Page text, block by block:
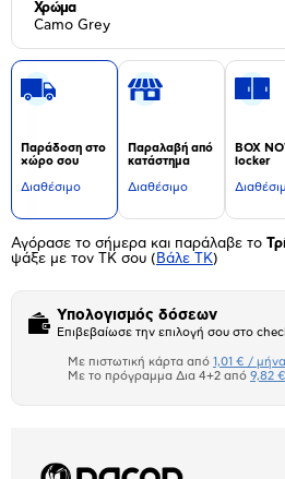
Χρώμα
Camo Grey
Παράδοση στο
χώρο σου
Διαθέσιμο
Παραλαβή από
κατάστημα
Διαθέσιμο
BOX
locker
Αγόρασε το σήμερα και παράλαβε το
ψάξε με τον ΤΚ σου ( Βάλε ΤΚ)
Υπολογισμός δόσεων
Επιβεβαίωσε την επιλογή σου στο
Πιστωτική
Αριθμός δόσεων
Με πιστωτική κάρτα από 1,01 € /
Με το πρόγραμμα Δια 4+2 από 9,82